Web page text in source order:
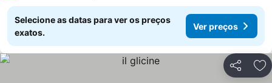
Selecione as datas para ver os preços
exatos.
Ver preços
Partilhar